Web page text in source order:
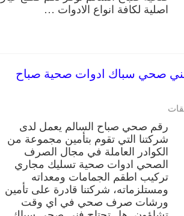
اصلية لكافة انواع الادوات …
صحي صباح السالم 99009522 فني صحي سباك ادوات صحية صباح
رقم صحي صباح السالم يعمل لدى
شركتنا التي تقوم بتأمين مجموعة من
الكوادر العاملة في مجال الصرف
الصحي ادوات صحية تسليك مجاري
تركيب اطقم الجمامات ومعداته
ومستلزماته، شركتنا قادرة على تأمين
ورشات صرف صحي في اي وقت